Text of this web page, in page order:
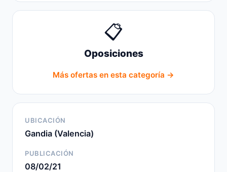
📋
Oposiciones
Más ofertas en esta categoría →
UBICACIÓN
Gandia (Valencia)
PUBLICACIÓN
08/02/21